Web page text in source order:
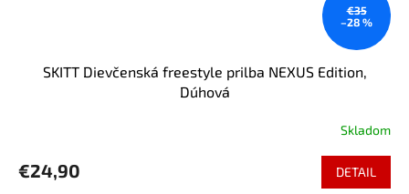
€35
–28 %
SKITT Dievčenská freestyle prilba NEXUS Edition,
Dúhová
Skladom
€24,90 DETAIL